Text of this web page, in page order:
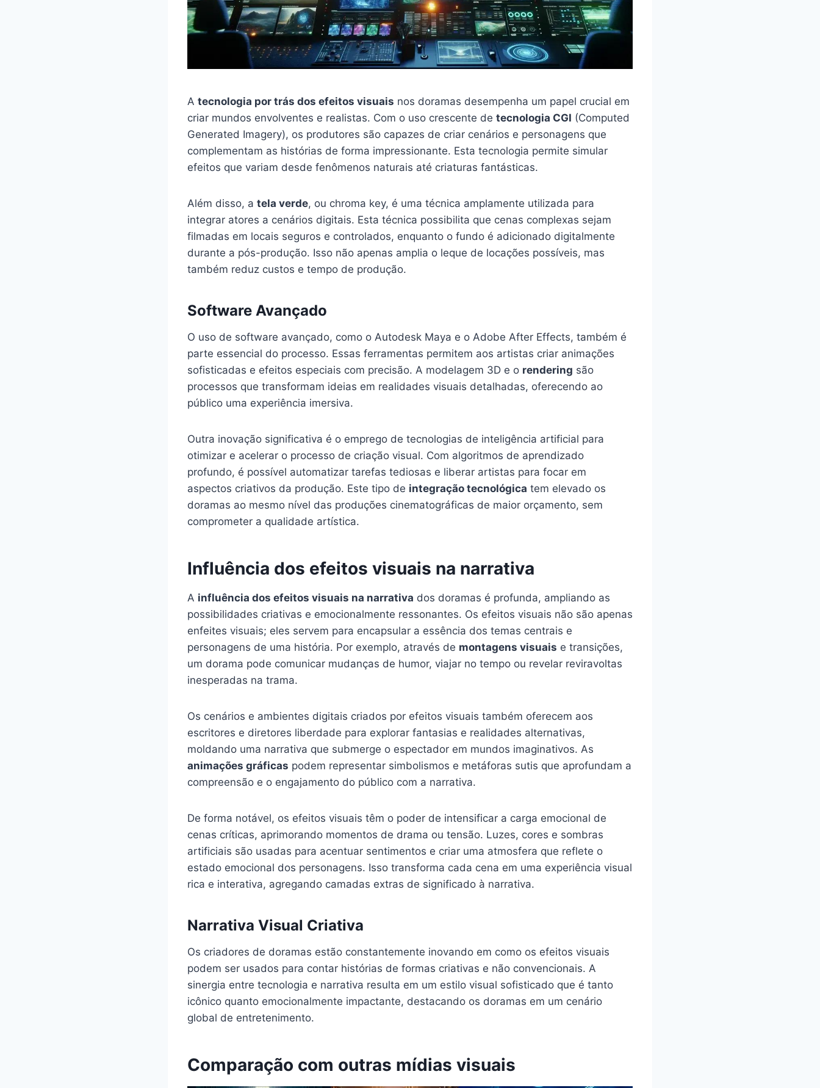
A tecnologia por trás dos efeitos visuais nos doramas desempenha um papel crucial em
criar mundos envolventes e realistas. Com o uso crescente de tecnologia CGI (Computed
Generated Imagery), os produtores são capazes de criar cenários e personagens que
complementam as histórias de forma impressionante. Esta tecnologia permite simular
efeitos que variam desde fenômenos naturais até criaturas fantásticas.
Além disso, a tela verde, ou chroma key, é uma técnica amplamente utilizada para
integrar atores a cenários digitais. Esta técnica possibilita que cenas complexas sejam
filmadas em locais seguros e controlados, enquanto o fundo é adicionado digitalmente
durante a pós-produção. Isso não apenas amplia o leque de locações possíveis, mas
também reduz custos e tempo de produção.
Software Avançado
O uso de software avançado, como o Autodesk Maya e o Adobe After Effects, também é
parte essencial do processo. Essas ferramentas permitem aos artistas criar animações
sofisticadas e efeitos especiais com precisão. A modelagem 3D e o rendering são
processos que transformam ideias em realidades visuais detalhadas, oferecendo ao
público uma experiência imersiva.
Outra inovação significativa é o emprego de tecnologias de inteligência artificial para
otimizar e acelerar o processo de criação visual. Com algoritmos de aprendizado
profundo, é possível automatizar tarefas tediosas e liberar artistas para focar em
aspectos criativos da produção. Este tipo de integração tecnológica tem elevado os
doramas ao mesmo nível das produções cinematográficas de maior orçamento, sem
comprometer a qualidade artística.
Influência dos efeitos visuais na narrativa
A influência dos efeitos visuais na narrativa dos doramas é profunda, ampliando as
possibilidades criativas e emocionalmente ressonantes. Os efeitos visuais não são apenas
enfeites visuais; eles servem para encapsular a essência dos temas centrais e
personagens de uma história. Por exemplo, através de montagens visuais e transições,
um dorama pode comunicar mudanças de humor, viajar no tempo ou revelar reviravoltas
inesperadas na trama.
Os cenários e ambientes digitais criados por efeitos visuais também oferecem aos
escritores e diretores liberdade para explorar fantasias e realidades alternativas,
moldando uma narrativa que submerge o espectador em mundos imaginativos. As
animações gráficas podem representar simbolismos e metáforas sutis que aprofundam a
compreensão e o engajamento do público com a narrativa.
De forma notável, os efeitos visuais têm o poder de intensificar a carga emocional de
cenas críticas, aprimorando momentos de drama ou tensão. Luzes, cores e sombras
artificiais são usadas para acentuar sentimentos e criar uma atmosfera que reflete o
estado emocional dos personagens. Isso transforma cada cena em uma experiência visual
rica e interativa, agregando camadas extras de significado à narrativa.
Narrativa Visual Criativa
Os criadores de doramas estão constantemente inovando em como os efeitos visuais
podem ser usados para contar histórias de formas criativas e não convencionais. A
sinergia entre tecnologia e narrativa resulta em um estilo visual sofisticado que é tanto
icônico quanto emocionalmente impactante, destacando os doramas em um cenário
global de entretenimento.
Comparação com outras mídias visuais